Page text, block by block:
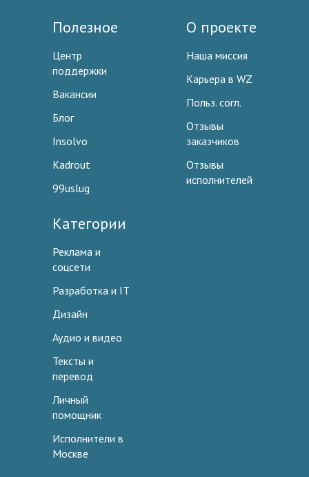
Полезное
Центр
поддержки
Вакансии
Блог
Insolvo
Kadrout
99uslug
О проекте
Наша миссия
Карьера в WZ
Польз. согл.
Отзывы
заказчиков
Отзывы
исполнителей
Категории
Реклама и
соцсети
Разработка и IT
Дизайн
Аудио и видео
Тексты и
перевод
Личный
помощник
Исполнители в
Москве